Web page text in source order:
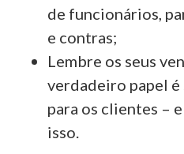
de funcionários,
e contras;
Lembre os seus
verdadeiro papel
para os clientes –
isso.